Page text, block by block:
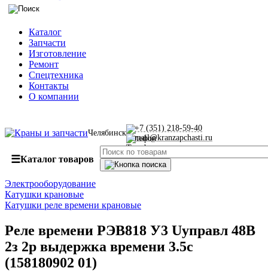
Каталог
Запчасти
Изготовление
Ремонт
Спецтехника
Контакты
О компании
Челябинск
+7 (351) 218-59-40
mail@kranzapchasti.ru
☰Каталог товаров
Электрооборудование
Катушки крановые
Катушки реле времени крановые
Реле времени РЭВ818 У3 Uуправл 48В
2з 2р выдержка времени 3.5с
(158180902 01)